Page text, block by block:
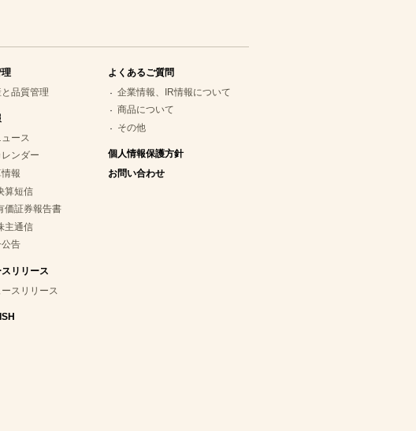
品質管理
ース
レンダー
報
算短信
価証券報告書
主通信
公告
リリース
ースリリース
よくあるご質問
企業情報、IR情報について
商品について
その他
個人情報保護方針
お問い合わせ